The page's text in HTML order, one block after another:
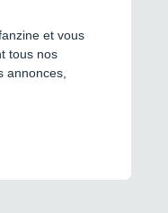
et vous
tous nos
annonces,